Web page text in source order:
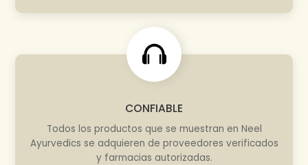
CONFIABLE
Todos los productos que se muestran en Neel
Ayurvedics se adquieren de proveedores verificados
y farmacias autorizadas.